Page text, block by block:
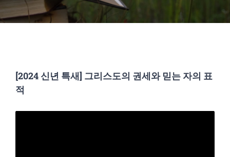
[2024 신년 특새] 그리스도의 권세와 믿는 자의 표
적